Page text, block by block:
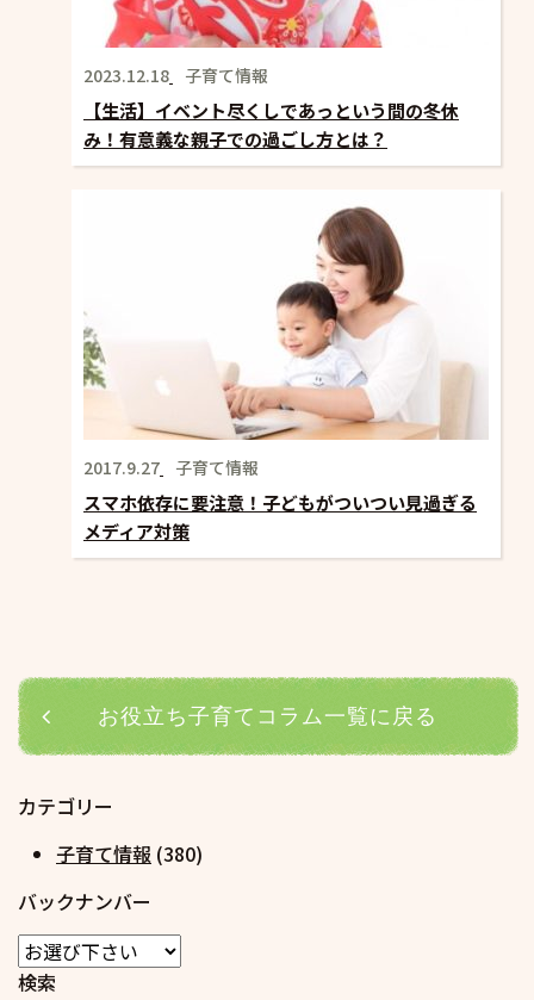
2023.12.18 子育て情報
【生活】イベント尽くしであっという間の冬休
み！有意義な親子での過ごし方とは？
2017.9.27 子育て情報
スマホ依存に要注意！子どもがついつい見過ぎる
メディア対策
お役立ち子育てコラム一覧に戻る
カテゴリー
子育て情報 (380)
バックナンバー
検索